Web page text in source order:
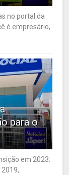
no portal da
é empresário,
para o
em 2023: